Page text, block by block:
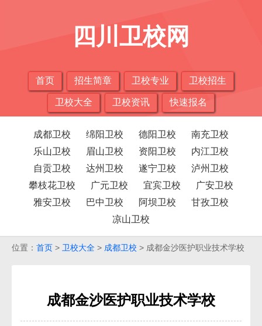
四川卫校网
首页 招生简章 卫校专业 卫校招生
卫校大全 卫校资讯 快速报名
成都卫校 绵阳卫校 德阳卫校
南充卫校
乐山卫校
眉山卫校 资阳卫校
内江卫校
自贡卫校
达州卫校 遂宁卫校
泸州卫校
攀枝花卫校
广元卫校 宜宾卫校
广安卫校
雅安卫校
巴中卫校 阿坝卫校
甘孜卫校
凉山卫校
位置： 首页 > 卫校大全 > 成都卫校 > 成都金沙医护职业技术学校
成都金沙医护职业技术学校